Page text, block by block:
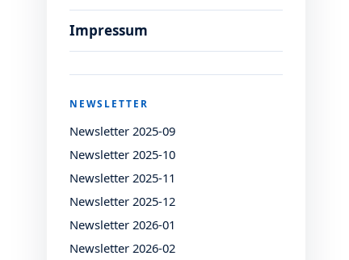
Impressum
NEWSLETTER
Newsletter 2025-09
Newsletter 2025-10
Newsletter 2025-11
Newsletter 2025-12
Newsletter 2026-01
Newsletter 2026-02